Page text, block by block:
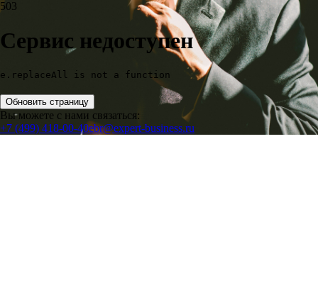
503
Сервис недоступен
e.replaceAll is not a function
Обновить страницу
Вы можете с нами связаться:
+7 (499) 418-00-40ebr@expert-business.ru